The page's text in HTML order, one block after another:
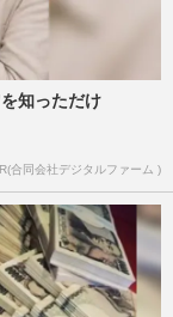
知っただけ
合同会社デジタルファーム )